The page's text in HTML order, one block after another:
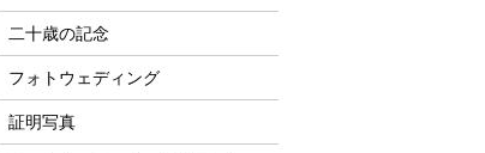
二十歳の記念
フォトウェディング
証明写真